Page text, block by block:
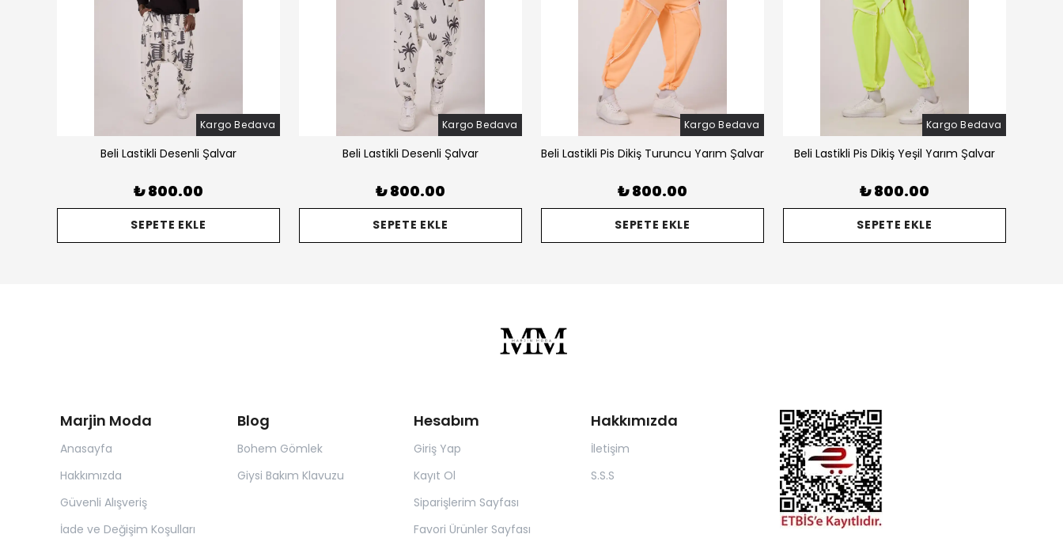
Kargo Bedava
Beli Lastikli Desenli Şalvar
₺ 800.00
SEPETE EKLE
Kargo Bedava
Beli Lastikli Desenli Şalvar
₺ 800.00
SEPETE EKLE
Kargo Bedava
Beli Lastikli Pis Dikiş Turuncu Yarım Şalvar
₺ 800.00
SEPETE EKLE
Kargo Bedava
Beli Lastikli Pis Dikiş Yeşil Yarım Şalvar
₺ 800.00
SEPETE EKLE
Marjin Moda
Anasayfa
Hakkımızda
Güvenli Alışveriş
İade ve Değişim Koşulları
Blog
Bohem Gömlek
Giysi Bakım Klavuzu
Hesabım
Giriş Yap
Kayıt Ol
Siparişlerim Sayfası
Favori Ürünler Sayfası
Hakkımızda
İletişim
S.S.S